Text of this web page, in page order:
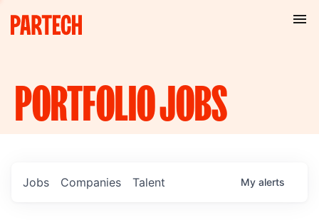
PORTFOLIOJOBS
Jobs Companies Talent My alerts